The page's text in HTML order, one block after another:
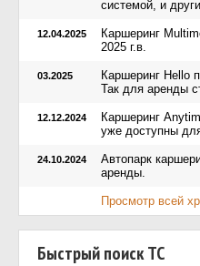
системой, и
12.04.2025
Каршеринг
2025 г.в.
03.2025
Каршеринг Hello
Так для аренды
12.12.2024
Каршеринг
уже доступны
24.10.2024
Автопарк
аренды.
Просмотр всей
Быстрый поиск ТС